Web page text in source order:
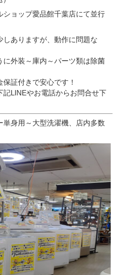
ョップ愛品館千葉店にて並行
ありますが、動作に問題な
外装～庫内～パーツ類は除菌
証付きで安心です！
LINEやお電話からお問合せ下
身用～大型洗濯機、店内多数